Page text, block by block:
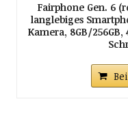
Fairphone Gen. 6
langlebiges
Kamera, 8GB/